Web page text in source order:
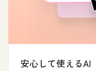
安心して使えるAI